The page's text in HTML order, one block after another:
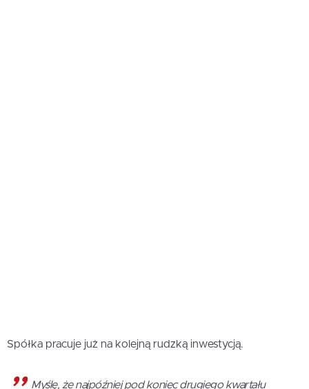
Spółka pracuje już na kolejną rudzką inwestycją.
Myślę, że najpóźniej pod koniec drugiego kwartału